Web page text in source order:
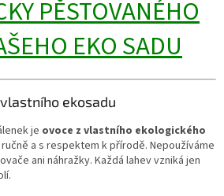
PĚSTOVANÉHO
EKO SADU
ekosadu
je ovoce z vlastního ekologického
a s respektem k přírodě. Nepoužíváme
ani náhražky. Každá lahev vzniká jen